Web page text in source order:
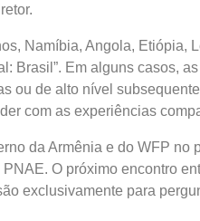
Namíbia, Angola, Etiópia,
Brasil”. Em alguns casos,
ou de alto nível
com as experiências
da Armênia e do WFP no
O próximo encontro
exclusivamente para